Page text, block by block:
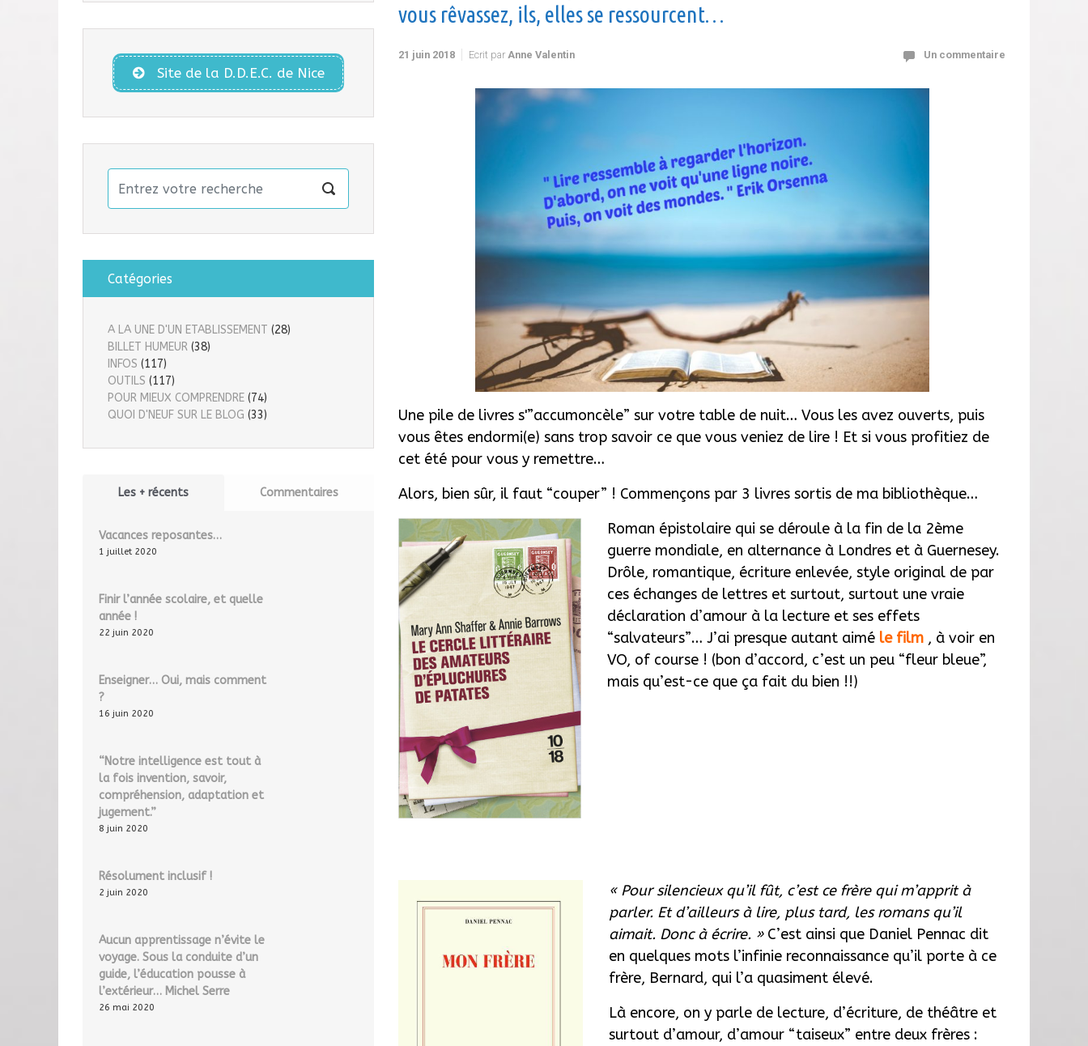
vous rêvassez, ils, elles se ressourcent…
21 juin 2018 Ecrit par Anne Valentin Un commentaire
Une pile de livres s'”accumoncèle” sur votre table de nuit… Vous les avez ouverts, puis
vous êtes endormi(e) sans trop savoir ce que vous veniez de lire ! Et si vous profitiez de
cet été pour vous y remettre…
Alors, bien sûr, il faut “couper” ! Commençons par 3 livres sortis de ma bibliothèque…
Roman épistolaire qui se déroule à la fin de la 2ème
guerre mondiale, en alternance à Londres et à Guernesey.
Drôle, romantique, écriture enlevée, style original de par
ces échanges de lettres et surtout, surtout une vraie
déclaration d’amour à la lecture et ses effets
“salvateurs”… J’ai presque autant aimé le film , à voir en
VO, of course ! (bon d’accord, c’est un peu “fleur bleue”,
mais qu’est-ce que ça fait du bien !!)
« Pour silencieux qu’il fût, c’est ce frère qui m’apprit à
parler. Et d’ailleurs à lire, plus tard, les romans qu’il
aimait. Donc à écrire. »C’est ainsi que Daniel Pennac dit
en quelques mots l’infinie reconnaissance qu’il porte à ce
frère, Bernard, qui l’a quasiment élevé.
Là encore, on y parle de lecture, d’écriture, de théâtre et
surtout d’amour, d’amour “taiseux” entre deux frères :
Site de la D.D.E.C. de Nice
Catégories
A LA UNE D'UN ETABLISSEMENT (28)
BILLET HUMEUR (38)
INFOS (117)
OUTILS (117)
POUR MIEUX COMPRENDRE (74)
QUOI D'NEUF SUR LE BLOG (33)
Les + récents Commentaires
Vacances reposantes…
1 juillet 2020
Finir l’année scolaire, et quelle
année !
22 juin 2020
Enseigner… Oui, mais comment
?
16 juin 2020
“Notre intelligence est tout à
la fois invention, savoir,
compréhension, adaptation et
jugement.”
8 juin 2020
Résolument inclusif !
2 juin 2020
Aucun apprentissage n’évite le
voyage. Sous la conduite d’un
guide, l’éducation pousse à
l’extérieur… Michel Serre
26 mai 2020